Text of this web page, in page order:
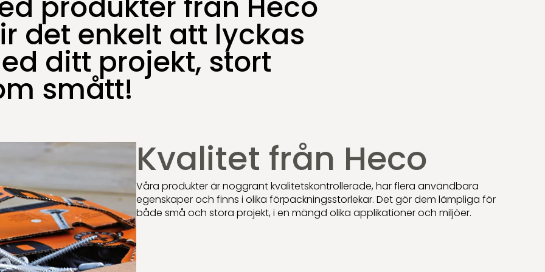
det enkelt att lyckas
ditt projekt, stort
smått!
Kvalitet från Heco
Våra produkter är noggrant kvalitetskontrollerade, har flera användbara
egenskaper och finns i olika förpackningsstorlekar. Det gör dem lämpliga för
både små och stora projekt, i en mängd olika applikationer och miljöer.